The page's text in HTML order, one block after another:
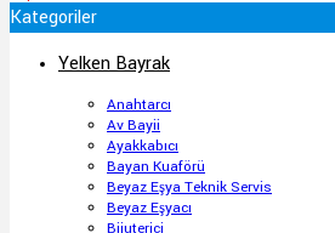
Kategoriler
Yelken Bayrak
Anahtarcı
Av Bayii
Ayakkabıcı
Bayan Kuaförü
Beyaz Eşya Teknik Servis
Beyaz Eşyacı
Bijuterici